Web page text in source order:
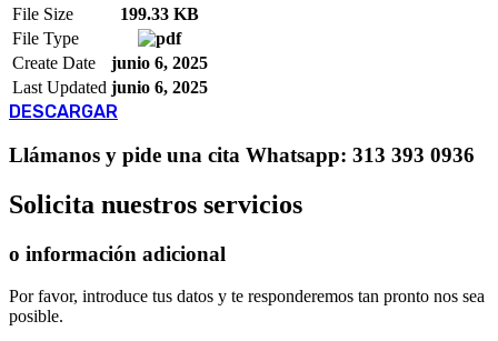
File Size
199.33 KB
File Type
Create Date
junio 6, 2025
Last Updated junio 6, 2025
DESCARGAR
Llámanos y pide una cita Whatsapp: 313 393 0936
Solicita nuestros servicios
o información adicional
Por favor, introduce tus datos y te responderemos tan pronto nos sea
posible.